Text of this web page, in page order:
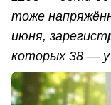
тоже
июня,
которых 38 —